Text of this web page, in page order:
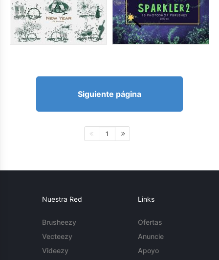
Siguiente página
1
Nuestra Red
Brusheezy
Vecteezy
Videezy
Links
Ofertas
Anuncie
Apoyo